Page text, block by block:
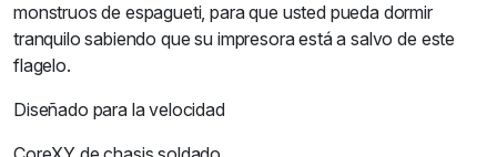
monstruos de espagueti, para que usted pueda dormir
tranquilo sabiendo que su impresora está a salvo de este
flagelo.
Diseñado para la velocidad